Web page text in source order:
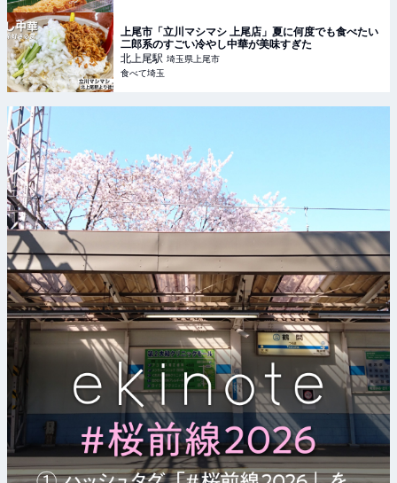
上尾市「立川マシマシ 上尾店」夏に何度でも食べたい
二郎系のすごい冷やし中華が美味すぎた
北上尾駅 埼玉県上尾市
食べて埼玉